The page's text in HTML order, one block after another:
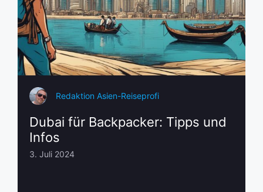
Redaktion Asien-Reiseprofi
Dubai für Backpacker: Tipps und
Infos
3. Juli 2024